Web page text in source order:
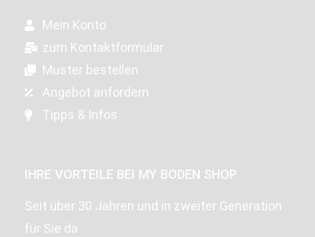
Mein Konto
zum Kontaktformular
Muster bestellen
Angebot anfordern
Tipps & Infos
IHRE VORTEILE BEI MY BODEN SHOP
Seit über 30 Jahren und in zweiter Generation
für Sie da